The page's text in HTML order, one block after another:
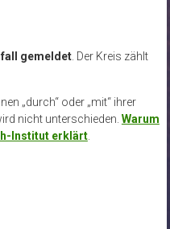
gemeldet. Der Kreis zählt
„durch“ oder „mit“ ihrer
nicht unterschieden. Warum
Institut erklärt.